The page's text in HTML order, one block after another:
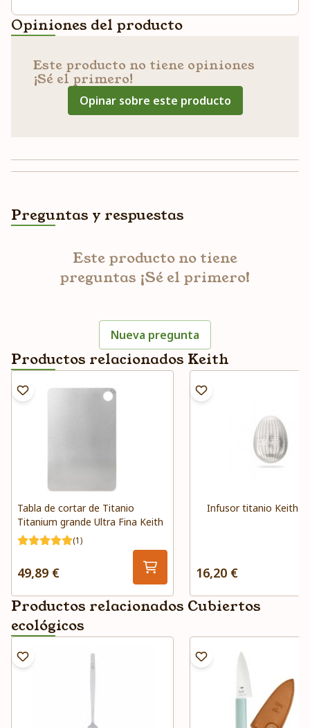
Opiniones del producto
Este producto no tiene opiniones
¡Sé el primero!
Opinar sobre este producto
Preguntas y respuestas
Este producto no tiene
preguntas ¡Sé el primero!
Nueva pregunta
Productos relacionados Keith
Tabla de cortar de Titanio
Titanium grande Ultra Fina Keith
(1)
49,89 €
Infusor titanio Keith
16,20 €
Productos relacionados Cubiertos
ecológicos